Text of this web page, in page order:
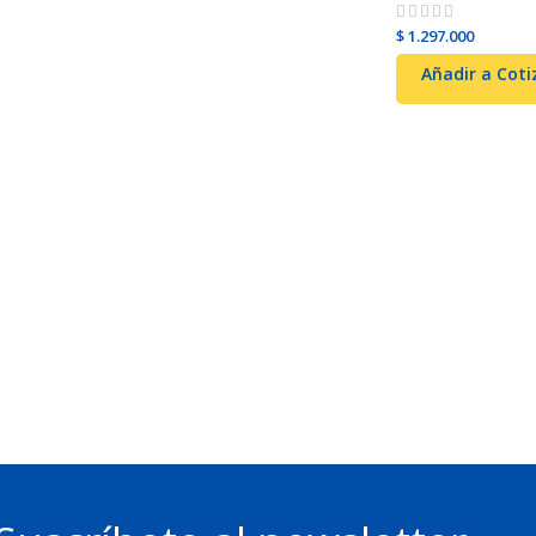
$1.297.000
Añadir al carrito
Añadir a